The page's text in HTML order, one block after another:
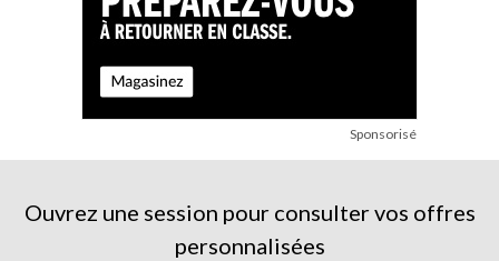
Sponsorisé
Ouvrez une session pour consulter vos offres
personnalisées